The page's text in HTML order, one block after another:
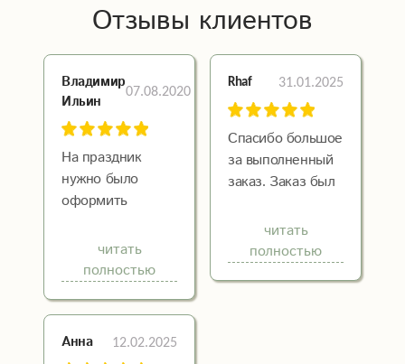
Отзывы клиентов
Владимир
Ильин
07.08.2020
На праздник
нужно было
оформить
заказали букеты
цветов. На сайте
огромный выбор,
легко нашли
подходящие.
Сразу
читать
полностью
Rhaf 31.01.2025
Спасибо большое
за выполненный
заказ. Заказ был
стандартный, все
сделали как я
себе
читать
полностью
Анна 12.02.2025